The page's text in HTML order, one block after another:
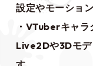
設定やモーショ
・VTuberキャラ
Live2Dや3Dモデ